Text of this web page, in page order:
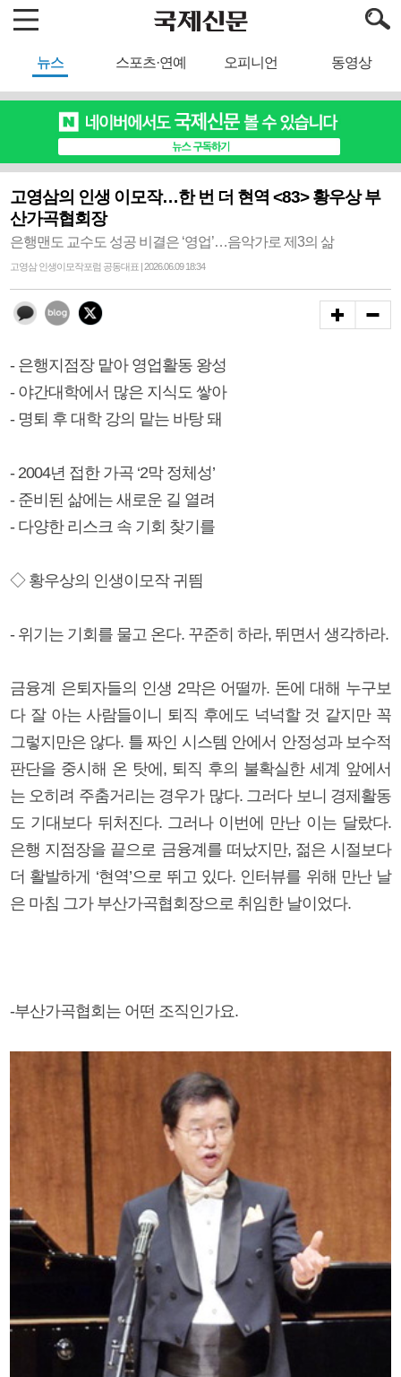
뉴스 스포츠·연예 오피니언 동영상
고영삼의 인생 이모작…한 번 더 현역 <83> 황우상 부
산가곡협회장
은행맨도 교수도 성공 비결은 ‘영업’…음악가로 제3의 삶
고영삼 인생이모작포럼 공동대표 | 2026.06.09 18:34
- 은행지점장 맡아 영업활동 왕성
- 야간대학에서 많은 지식도 쌓아
- 명퇴 후 대학 강의 맡는 바탕 돼
- 2004년 접한 가곡 ‘2막 정체성’
- 준비된 삶에는 새로운 길 열려
- 다양한 리스크 속 기회 찾기를
◇ 황우상의 인생이모작 귀띔
- 위기는 기회를 물고 온다. 꾸준히 하라, 뛰면서 생각하라.
금융계 은퇴자들의 인생 2막은 어떨까. 돈에 대해 누구보
다 잘 아는 사람들이니 퇴직 후에도 넉넉할 것 같지만 꼭
그렇지만은 않다. 틀 짜인 시스템 안에서 안정성과 보수적
판단을 중시해 온 탓에, 퇴직 후의 불확실한 세계 앞에서
는 오히려 주춤거리는 경우가 많다. 그러다 보니 경제활동
도 기대보다 뒤처진다. 그러나 이번에 만난 이는 달랐다.
은행 지점장을 끝으로 금융계를 떠났지만, 젊은 시절보다
더 활발하게 ‘현역’으로 뛰고 있다. 인터뷰를 위해 만난 날
은 마침 그가 부산가곡협회장으로 취임한 날이었다.
-부산가곡협회는 어떤 조직인가요.